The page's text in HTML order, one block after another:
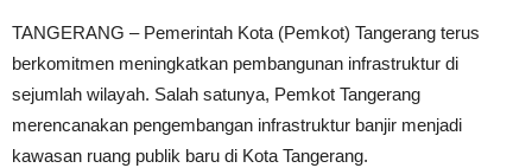
TANGERANG – Pemerintah Kota (Pemkot) Tangerang terus
berkomitmen meningkatkan pembangunan infrastruktur di
sejumlah wilayah. Salah satunya, Pemkot Tangerang
merencanakan pengembangan infrastruktur banjir menjadi
kawasan ruang publik baru di Kota Tangerang.